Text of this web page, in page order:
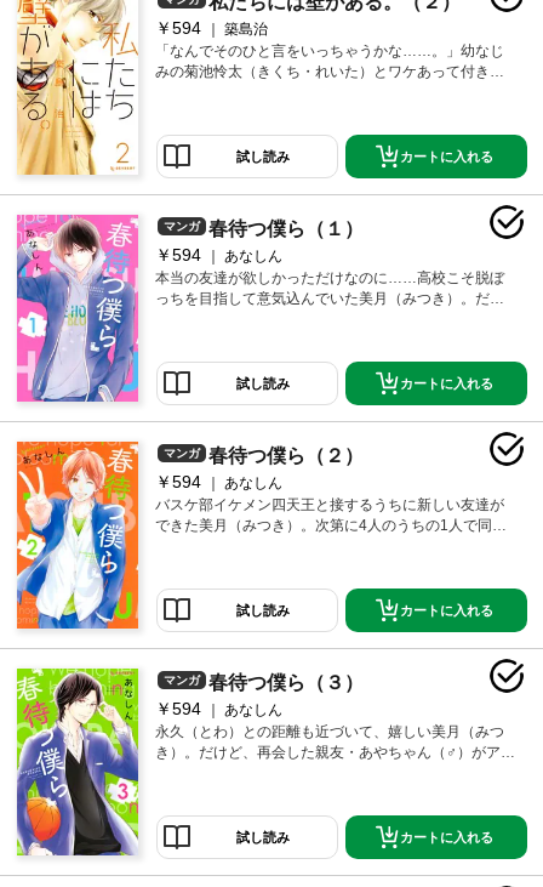
￥594
築島治
「なんでそのひと言をいっちゃうかな……。」幼なじ
みの菊池怜太（きくち・れいた）とワケあって付き合
不器用な優しさを少しづつ意識してしまう。だけどそ
の気持ちを「好き」と認められなくて……!? 俺様幼な
じみと山あり谷あり壁ありラブストーリー！
試し読み カートに入れる
マンガ 春待つ僕ら（１）
￥594
あなしん
本当の友達が欲しかっただけなのに……高校こそ脱ぼ
っちを目指して意気込んでいた美月（みつき）。だけ
人とのハチャメチャ青春DAYS始まる!!? あなしんが描
く、イケメンたちとのキラめく青春ラブストーリー！
試し読み カートに入れる
マンガ 春待つ僕ら（２）
￥594
あなしん
バスケ部イケメン四天王と接するうちに新しい友達が
できた美月（みつき）。次第に4人のうちの1人で同じ
レイク中!! あなしんが描くイケメンたちとのキラめく
青春ラブストーリー★
試し読み カートに入れる
マンガ 春待つ僕ら（３）
￥594
あなしん
永久（とわ）との距離も近づいて、嬉しい美月（みつ
き）。だけど、再会した親友・あやちゃん（♂）がアタ
メン4人とのハチャメチャ青春DAYS☆ 恋模様は大混
戦！
試し読み カートに入れる